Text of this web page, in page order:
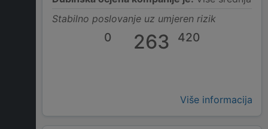
Stabilno poslovanje uz umjeren rizik
0 263 420
Više informacija